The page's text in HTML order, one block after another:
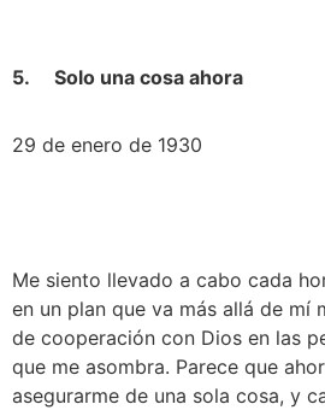
5.     Solo una cosa ahora
29 de enero de 1930
Me siento llevado a cabo cada
en un plan que va más allá de mí
de cooperación con Dios en las
que me asombra. Parece que
asegurarme de una sola cosa, y